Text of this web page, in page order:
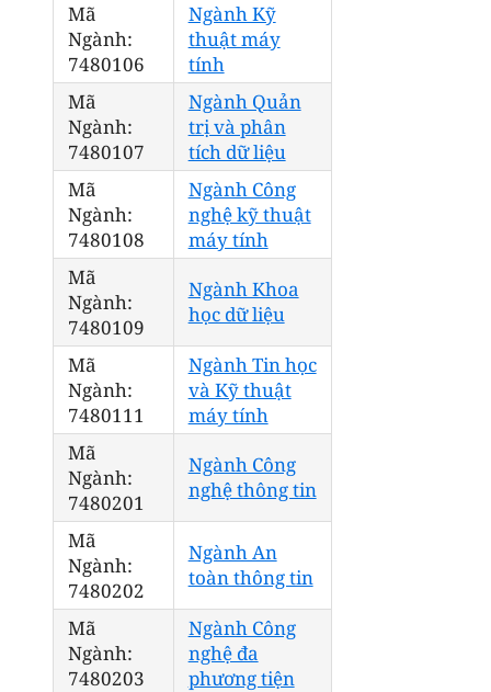
Mã
Ngành:
7480106
Ngành Kỹ
thuật máy
tính
Mã
Ngành:
7480107
Ngành Quản
trị và phân
tích dữ liệu
Mã
Ngành:
7480108
Ngành Công
nghệ kỹ thuật
máy tính
Mã
Ngành:
7480109
Ngành Khoa
học dữ liệu
Mã
Ngành:
7480111
Ngành Tin học
và Kỹ thuật
máy tính
Mã
Ngành:
7480201
Ngành Công
nghệ thông tin
Mã
Ngành:
7480202
Ngành An
toàn thông tin
Mã
Ngành:
7480203
Ngành Công
nghệ đa
phương tiện